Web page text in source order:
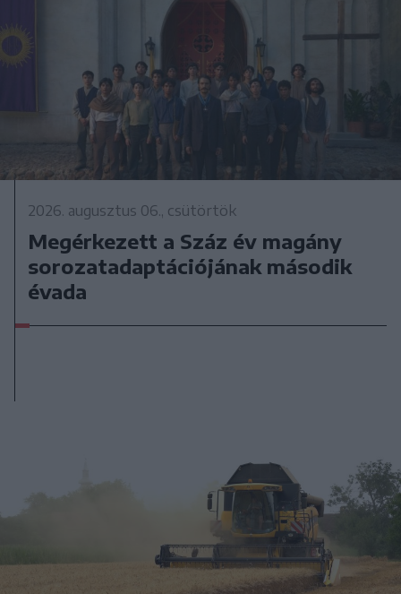
2026. augusztus 06., csütörtök
Megérkezett a Száz év magány
sorozatadaptációjának második
évada